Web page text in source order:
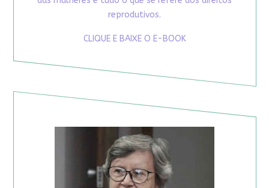
reprodutivos.
CLIQUE E BAIXE O E-BOOK